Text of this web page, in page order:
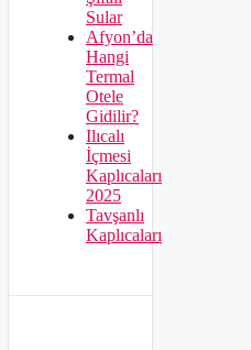
Sular
Afyon’da
Hangi
Termal
Otele
Gidilir?
Ilıcalı
İçmesi
Kaplıcaları
2025
Tavşanlı
Kaplıcaları